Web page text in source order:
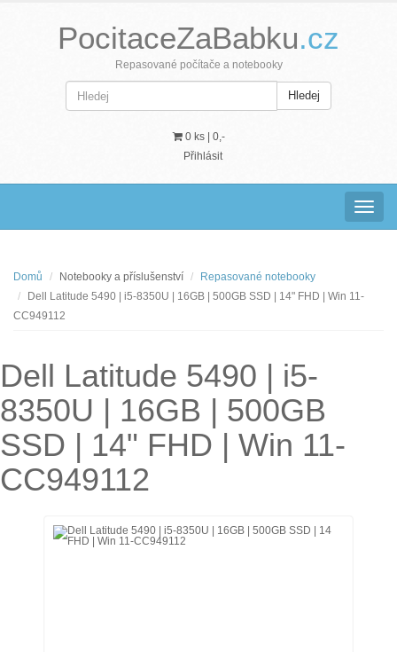
PocitaceZaBabku.cz
Repasované počítače a notebooky
Hledej
0 ks | 0,-
Přihlásit
Domů Notebooky a příslušenství
Repasované notebooky
Dell Latitude 5490 | i5-8350U | 16GB | 500GB SSD | 14" FHD | Win 11-
CC949112
Dell Latitude 5490 | i5-
8350U | 16GB | 500GB
SSD | 14" FHD | Win 11-
CC949112